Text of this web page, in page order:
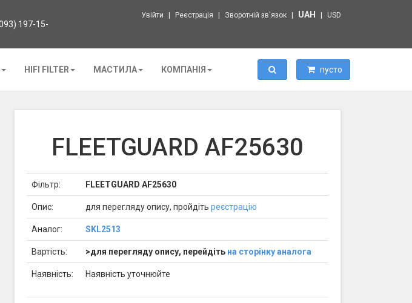
197-15-
Увійти Реєстрація Зворотній зв'язок UAH USD
HIFI FILTER МАСТИЛА КОМПАНІЯ пусто
Пошук
FLEETGUARD AF25630
Фільтр: FLEETGUARD AF25630
Опис: для перегляду опису, пройдіть реєстрацію
Аналог: SKL2513
Вартість: >для перегляду опису, перейдіть на сторінку аналога
Наявність: Наявність уточнюйте